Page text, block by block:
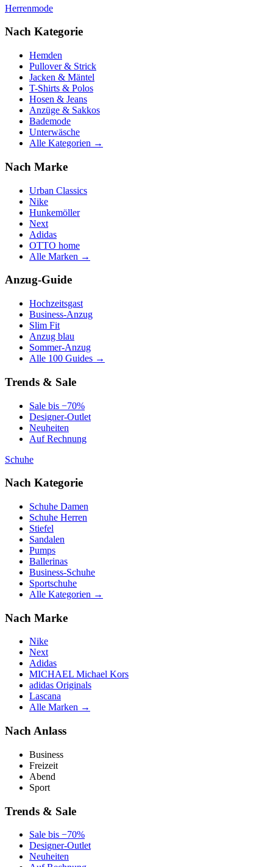
Herrenmode
Nach Kategorie
Hemden
Pullover & Strick
Jacken & Mäntel
T-Shirts & Polos
Hosen & Jeans
Anzüge & Sakkos
Bademode
Unterwäsche
Alle Kategorien →
Nach Marke
Urban Classics
Nike
Hunkemöller
Next
Adidas
OTTO home
Alle Marken →
Anzug-Guide
Hochzeitsgast
Business-Anzug
Slim Fit
Anzug blau
Sommer-Anzug
Alle 100 Guides →
Trends & Sale
Sale bis −70%
Designer-Outlet
Neuheiten
Auf Rechnung
Schuhe
Nach Kategorie
Schuhe Damen
Schuhe Herren
Stiefel
Sandalen
Pumps
Ballerinas
Business-Schuhe
Sportschuhe
Alle Kategorien →
Nach Marke
Nike
Next
Adidas
MICHAEL Michael Kors
adidas Originals
Lascana
Alle Marken →
Nach Anlass
Business
Freizeit
Abend
Sport
Trends & Sale
Sale bis −70%
Designer-Outlet
Neuheiten